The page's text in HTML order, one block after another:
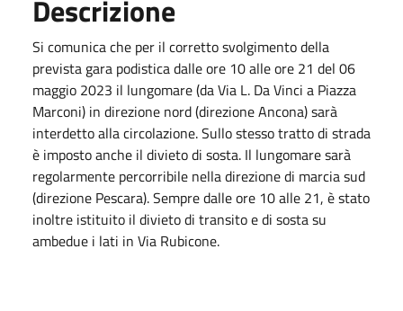
Descrizione
Si comunica che per il corretto svolgimento della
prevista gara podistica dalle ore 10 alle ore 21 del 06
maggio 2023 il lungomare (da Via L. Da Vinci a Piazza
Marconi) in direzione nord (direzione Ancona) sarà
interdetto alla circolazione. Sullo stesso tratto di strada
è imposto anche il divieto di sosta. Il lungomare sarà
regolarmente percorribile nella direzione di marcia sud
(direzione Pescara). Sempre dalle ore 10 alle 21, è stato
inoltre istituito il divieto di transito e di sosta su
ambedue i lati in Via Rubicone.